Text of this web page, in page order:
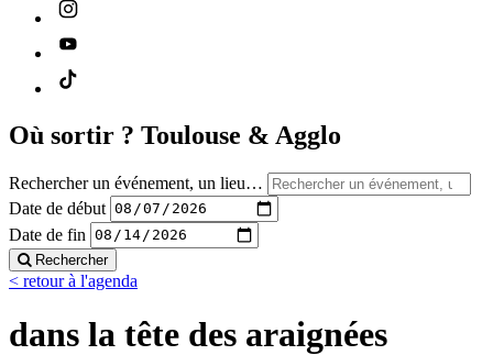
Où sortir ? Toulouse & Agglo
Rechercher un événement, un lieu…
Date de début
Date de fin
Rechercher
< retour à l'agenda
dans la tête des araignées